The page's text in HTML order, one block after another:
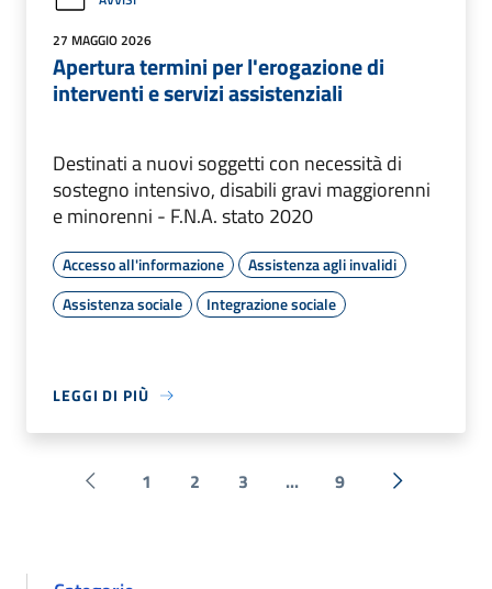
27 MAGGIO 2026
Apertura termini per l'erogazione di
interventi e servizi assistenziali
Destinati a nuovi soggetti con necessità di
sostegno intensivo, disabili gravi maggiorenni
e minorenni - F.N.A. stato 2020
Accesso all'informazione
Assistenza agli invalidi
Assistenza sociale
Integrazione sociale
LEGGI DI PIÙ
Pagina precedente
1 2 3 ... 9 Successiva